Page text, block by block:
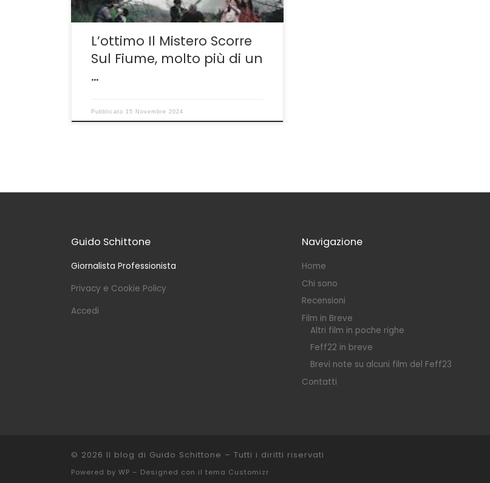
L’ottimo Il Mistero Scorre
Sul Fiume, molto più di un
…
Pubblicato 15 Novembre 2024
Guido Schittone
Giornalista Professionista
Privacy e Cookie Policy
Accedi
Navigazione
Home
Chi sono
Recensioni
Film in Breve
Altri film in poche righe
Feff22 in breve
Brevi note su alcuni film del Feff23
Contatti
© 2026 Il blog di Guido Schittone – Tutti i diritti riservati
Powered by WP – Designed con il tema Customizr